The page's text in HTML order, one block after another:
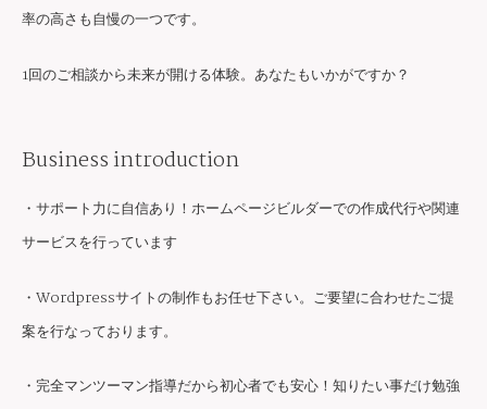
率の高さも自慢の一つです。
1回のご相談から未来が開ける体験。あなたもいかがですか？
Business introduction
・サポート力に自信あり！ホームページビルダーでの作成代行や関連
サービスを行っています
・Wordpressサイトの制作もお任せ下さい。ご要望に合わせたご提
案を行なっております。
・完全マンツーマン指導だから初心者でも安心！知りたい事だけ勉強